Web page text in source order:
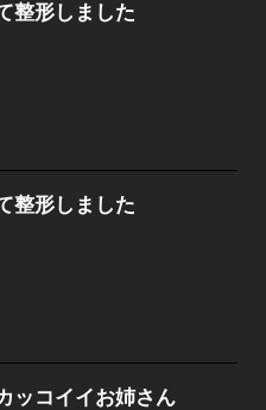
整形しました
整形しました
ッコイイお姉さん